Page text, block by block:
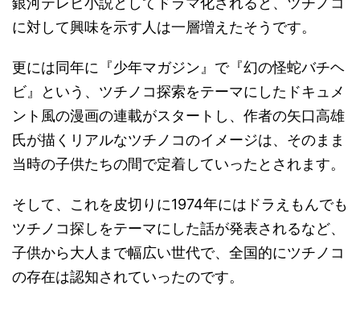
に対して興味を示す人は一層増えたそうです。
更には同年に『少年マガジン』で『幻の怪蛇バチヘ
ビ』という、ツチノコ探索をテーマにしたドキュメ
ント風の漫画の連載がスタートし、作者の矢口高雄
氏が描くリアルなツチノコのイメージは、そのまま
当時の子供たちの間で定着していったとされます。
そして、これを皮切りに1974年にはドラえもんでも
ツチノコ探しをテーマにした話が発表されるなど、
子供から大人まで幅広い世代で、全国的にツチノコ
の存在は認知されていったのです。